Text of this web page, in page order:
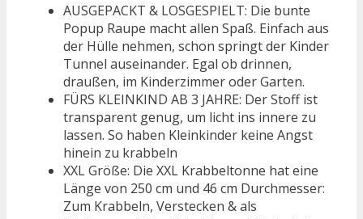
AUSGEPACKT & LOSGESPIELT: Die bunte
Popup Raupe macht allen Spaß. Einfach aus
der Hülle nehmen, schon springt der Kinder
Tunnel auseinander. Egal ob drinnen,
draußen, im Kinderzimmer oder Garten.
FÜRS KLEINKIND AB 3 JAHRE: Der Stoff ist
transparent genug, um licht ins innere zu
lassen. So haben Kleinkinder keine Angst
hinein zu krabbeln
XXL Größe: Die XXL Krabbeltonne hat eine
Länge von 250 cm und 46 cm Durchmesser:
Zum Krabbeln, Verstecken & als